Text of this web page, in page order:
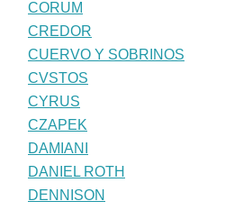
CORUM
CREDOR
CUERVO Y SOBRINOS
CVSTOS
CYRUS
CZAPEK
DAMIANI
DANIEL ROTH
DENNISON